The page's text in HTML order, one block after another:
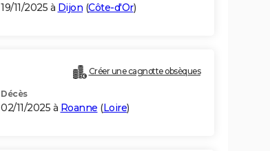
19/11/2025 à Dijon (Côte-d'Or)
Créer une cagnotte obsèques
Décès
02/11/2025 à Roanne (Loire)